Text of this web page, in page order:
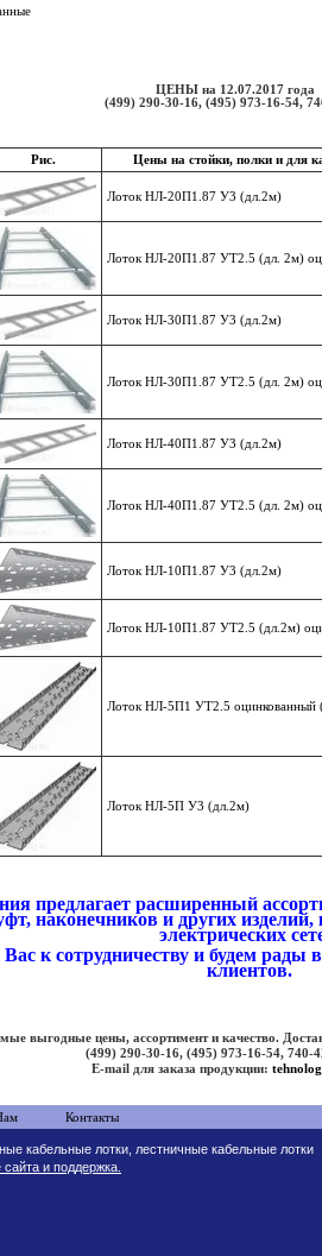
ЦЕНЫ на 12.07.2017 года
(499) 290-30-16, (495) 973-16-54,
Рис. Цены на стойки, полки и для
Лоток НЛ-20П1.87 У3 (дл.2м)
Лоток НЛ-20П1.87 УТ2.5 (дл. 2м)
Лоток НЛ-30П1.87 У3 (дл.2м)
Лоток НЛ-30П1.87 УТ2.5 (дл. 2м)
Лоток НЛ-40П1.87 У3 (дл.2м)
Лоток НЛ-40П1.87 УТ2.5 (дл. 2м)
Лоток НЛ-10П1.87 У3 (дл.2м)
Лоток НЛ-10П1.87 УТ2.5 (дл.2м)
Лоток НЛ-5П1 УТ2.5 оцинкованный
Лоток НЛ-5П У3 (дл.2м)
предлагает расширенный
, наконечникови других
электрических
к сотрудничеству и будем рады
клиентов.
выгодные цены, ассортимент и качество.
(499) 290-30-16, (495) 973-16-54, 740-
E-mail для заказа продукции:
Контакты
кабельные лотки, лестничные кабельные лотки
и поддержка.